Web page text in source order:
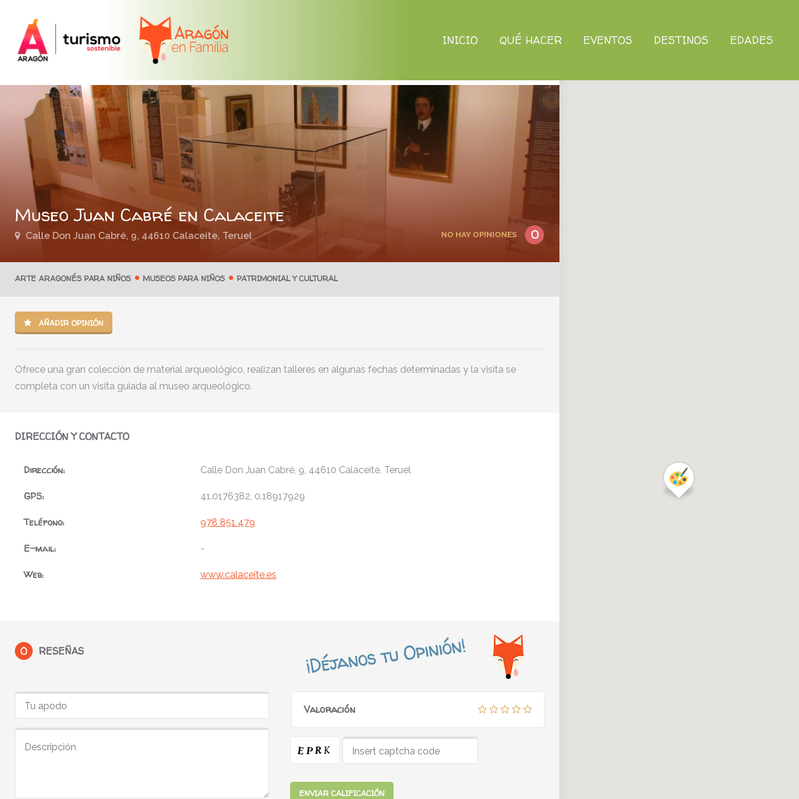
INICIO QUÉ HACER EVENTOS DESTINOS EDADES
Museo Juan Cabré en Calaceite
Calle Don Juan Cabré, 9, 44610 Calaceite, Teruel NO HAY OPINIONES 0
ARTE ARAGONÉS PARA NIÑOS MUSEOS PARA NIÑOS PATRIMONIAL Y CULTURAL
AÑADIR OPINIÓN
Ofrece una gran colección de material arqueológico, realizan talleres en algunas fechas determinadas y la visita se
completa con un visita guiada al museo arqueológico.
DIRECCIÓN Y CONTACTO
Dirección: Calle Don Juan Cabré, 9, 44610 Calaceite, Teruel
GPS: 41.0176382, 0.18917929
Teléfono: 978 851 479
E-mail: -
Web: www.calaceite.es
0 RESEÑAS
Valoración
ENVIAR CALIFICACIÓN